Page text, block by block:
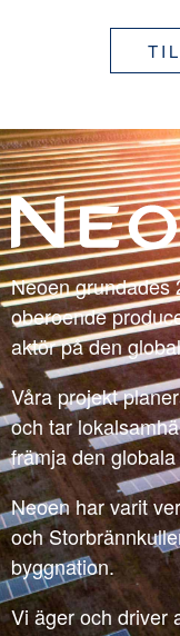
Neoen grundades
oberoende
aktör på den
Våra projekt
och tar
främja den
Neoen har varit
och
byggnation.
Vi äger och driver